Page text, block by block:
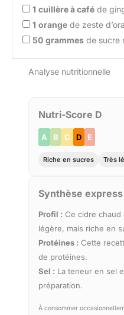
1 cuillère à café de
1 orange de zeste
50 grammes de sucre
Analyse nutritionnelle
Nutri-Score D
A B C D E
Riche en sucres Très
Synthèse express
Profil : Ce cidre chaud
légère, mais riche en
Protéines : Cette
de protéines.
Sel : La teneur en sel
préparation.
À consommer